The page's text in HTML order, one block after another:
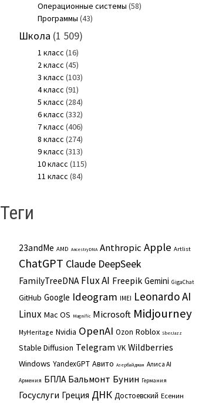
Операционные системы (58)
Программы (43)
Школа (1 509)
1 класс (16)
2 класс (45)
3 класс (103)
4 класс (91)
5 класс (284)
6 класс (332)
7 класс (406)
8 класс (274)
9 класс (313)
10 класс (115)
11 класс (84)
Теги
23andMe AMD AncestryDNA Anthropic Apple Artlist
ChatGPT Claude DeepSeek
FamilyTreeDNA Flux AI Freepik Gemini GigaChat
GitHub Google Ideogram IMEI Leonardo AI
Linux Mac OS Magnific Microsoft Midjourney
MyHeritage Nvidia OpenAI Ozon Roblox SberJazz
Stable Diffusion Telegram VK Wildberries
Windows YandexGPT Авито Азербайджан Алиса AI
Армения БПЛА Бальмонт Бунин Германия
Госуслуги Греция ДНК Достоевский Есенин